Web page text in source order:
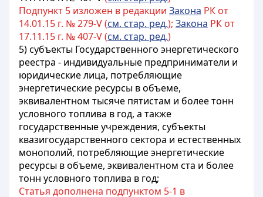
Подпункт 5 изложен в редакции Закона РК от
14.01.15 г. № 279-V (см. стар. ред.); Закона РК от
17.11.15 г. № 407-V (см. стар. ред.)
5) субъекты Государственного энергетического
реестра - индивидуальные предприниматели и
юридические лица, потребляющие
энергетические ресурсы в объеме,
эквивалентном тысяче пятистам и более тонн
условного топлива в год, а также
государственные учреждения, субъекты
квазигосударственного сектора и естественных
монополий, потребляющие энергетические
ресурсы в объеме, эквивалентном ста и более
тонн условного топлива в год;
Статья дополнена подпунктом 5-1 в